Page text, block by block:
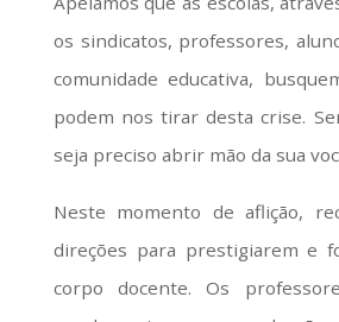
os sindicatos, professores,
comunidade educativa,
podem nos tirar desta crise.
seja preciso abrir mão da sua
Neste momento de aflição,
direções para prestigiarem e
corpo docente. Os